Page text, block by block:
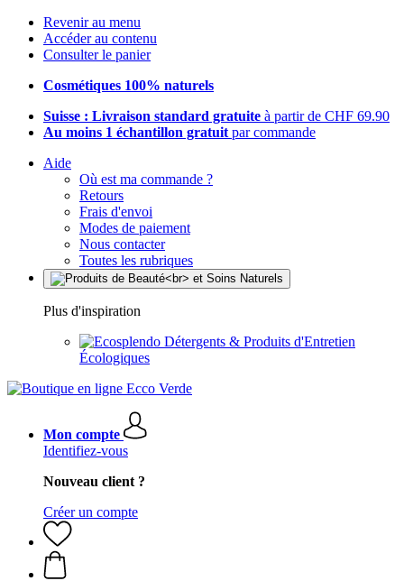
Revenir au menu
Accéder au contenu
Consulter le panier
Cosmétiques 100% naturels
Suisse : Livraison standard gratuite à partir de CHF 69.90
Au moins 1 échantillon gratuit par commande
Aide
Où est ma commande ?
Retours
Frais d'envoi
Modes de paiement
Nous contacter
Toutes les rubriques
Plus d'inspiration
Détergents & Produits d'Entretien
Écologiques
Mon compte
Identifiez-vous
Nouveau client ?
Créer un compte